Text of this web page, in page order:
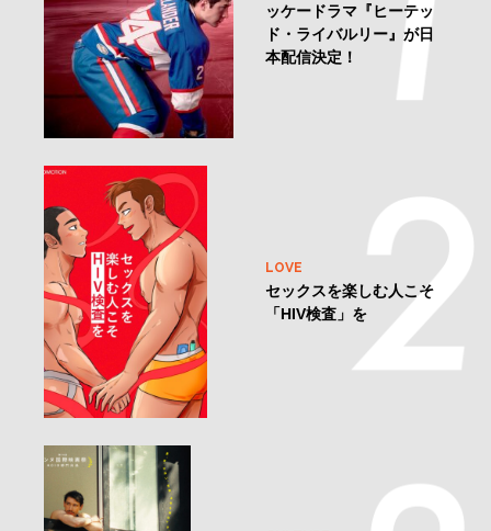
ッケードラマ『ヒーテッ
ド・ライバルリー』が日
本配信決定！
LOVE
セックスを楽しむ人こそ
「HIV検査」を